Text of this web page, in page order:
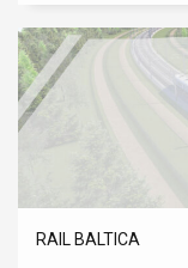
RAIL BALTICA